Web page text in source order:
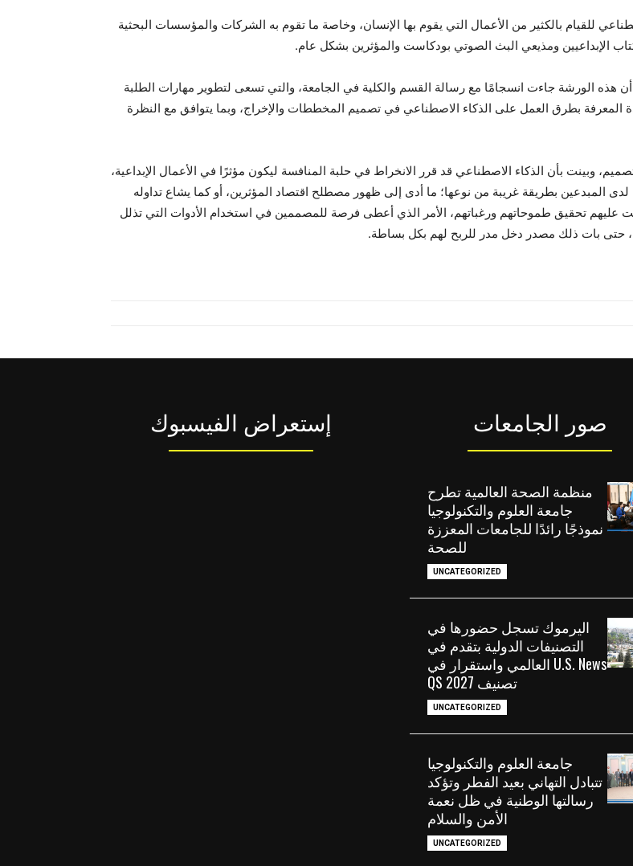
للقيام بالكثير من الأعمال التي يقوم بها الإنسان، وخاصة ما تقوم به الشركات والمؤسسات البحثية
الإبداعيين ومذيعي البث الصوتي بودكاست والمؤثرين بشكل عام.
هذه الورشة جاءت انسجامًا مع رسالة القسم والكلية في الجامعة، والتي تسعى لتطوير مهارات الطلبة
المعرفة بطرق العمل على الذكاء الاصطناعي في تصميم المخططات والإخراج، وبما يتوافق مع النظرة
وبينت بأن الذكاء الاصطناعي قد قرر الانخراط في حلبة المنافسة ليكون مؤثرًا في الأعمال الإبداعية،
المبدعين بطريقة غريبة من نوعها؛ ما أدى إلى ظهور مصطلح اقتصاد المؤثرين، أو كما يشاع تداوله
عليهم تحقيق طموحاتهم ورغباتهم، الأمر الذي أعطى فرصة للمصممين في استخدام الأدوات التي تذلل
حتى بات ذلك مصدر دخل مدر للربح لهم بكل بساطة.
إستعراض الفيسبوك صور الجامعات
منظمة الصحة العالمية تطرح
جامعة العلوم والتكنولوجيا
نموذجًا رائدًا للجامعات المعززة
للصحة
UNCATEGORIZED
اليرموك تسجل حضورها في
التصنيفات الدولية بتقدم في
U.S. News العالمي واستقرار في
تصنيف QS 2027
UNCATEGORIZED
جامعة العلوم والتكنولوجيا
تتبادل التهاني بعيد الفطر وتؤكد
رسالتها الوطنية في ظل نعمة
الأمن والسلام
UNCATEGORIZED